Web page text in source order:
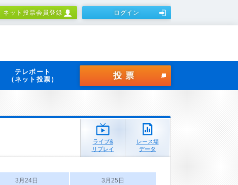
ネット投票会員登録 ログイン
テレボート
（ネット投票）
投票
ライブ&
リプレイ
レース場
データ
3月24日 3月25日